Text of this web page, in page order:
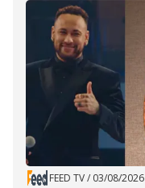
FEED TV/ 03/08/2026